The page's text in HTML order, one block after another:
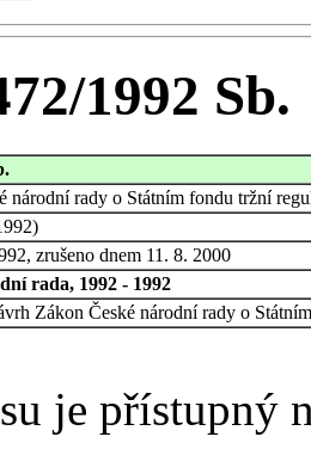
1992 Sb.
národní rady o Státním fondu tržní
zrušeno dnem 11. 8. 2000
rada, 1992 - 1992
Zákon České národní rady o
je přístupný